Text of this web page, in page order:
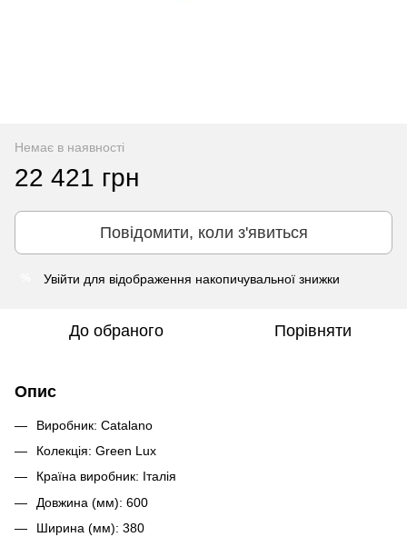
Немає в наявності
22 421 грн
Повідомити, коли з'явиться
Увійти для відображення накопичувальної знижки
До обраного Порівняти
Опис
Виробник: Catalano
Колекція: Green Lux
Країна виробник: Італія
Довжина (мм): 600
Ширина (мм): 380